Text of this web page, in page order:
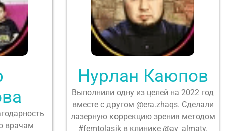
врачам
Нурлан Каюпов
Выполнили одну из целей на 2022 год
вместе с другом @era.zhaqs. Сделали
лазерную коррекцию зрения методом
#femtolasik в клинике @av_almaty.